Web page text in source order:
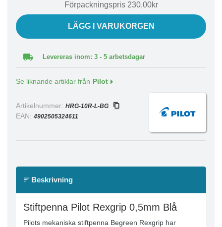
Förpackningspris 230,00kr
LÄGG I VARUKORGEN
Levereras inom: 3 - 5 arbetsdagar
Se liknande artiklar från Pilot
Artikelnummer: HRG-10R-L-BG
EAN: 4902505324611
Beskrivning
Stiftpenna Pilot Rexgrip 0,5mm Blå
Pilots mekaniska stiftpenna Begreen Rexgrip har